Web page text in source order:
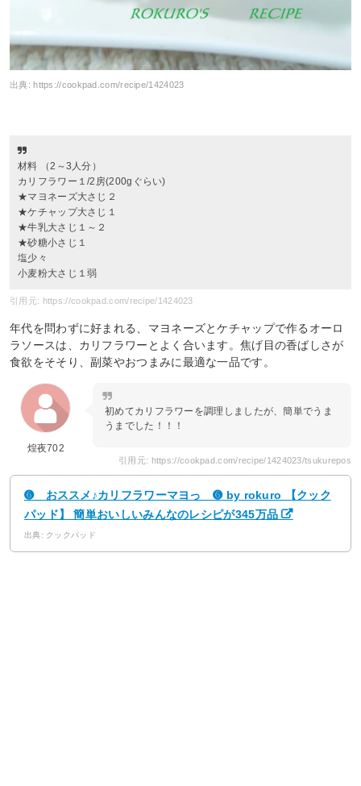
出典:https://cookpad.com/recipe/1424023
材料 （2～3人分）
カリフラワー１/2房(200gぐらい)
★マヨネーズ大さじ２
★ケチャップ大さじ１
★牛乳大さじ１～２
★砂糖小さじ１
塩少々
小麦粉大さじ１弱
引用元: https://cookpad.com/recipe/1424023
年代を問わずに好まれる、マヨネーズとケチャップで作るオーロ
ラソースは、カリフラワーとよく合います。焦げ目の香ばしさが
食欲をそそり、副菜やおつまみに最適な一品です。
煌夜702
初めてカリフラワーを調理しましたが、簡単でうま
うまでした！！！
引用元: https://cookpad.com/recipe/1424023/tsukurepos
➏ おススメ♪カリフラワーマヨっ ➏ by rokuro 【クック
パッド】 簡単おいしいみんなのレシピが345万品
出典: クックパッド